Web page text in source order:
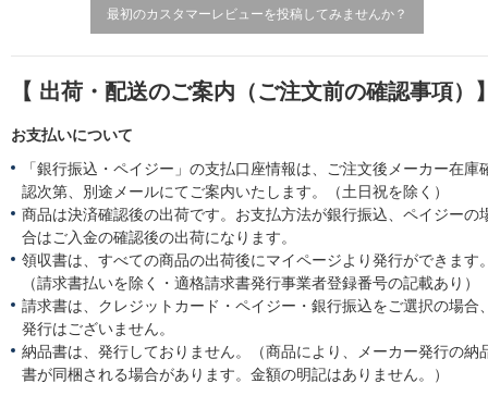
最初のカスタマーレビューを投稿してみませんか？
【 出荷・配送のご案内（ご注文前の確認事項）
お支払いについて
「銀行振込・ペイジー」の支払口座情報は、ご注文後メーカー在庫
認次第、別途メールにてご案内いたします。（土日祝を除く）
商品は決済確認後の出荷です。お支払方法が銀行振込、ペイジーの
合はご入金の確認後の出荷になります。
領収書は、すべての商品の出荷後にマイページより発行ができます
（請求書払いを除く・適格請求書発行事業者登録番号の記載あり）
請求書は、クレジットカード・ペイジー・銀行振込をご選択の場合
発行はございません。
納品書は、発行しておりません。（商品により、メーカー発行の納
書が同梱される場合があります。金額の明記はありません。）